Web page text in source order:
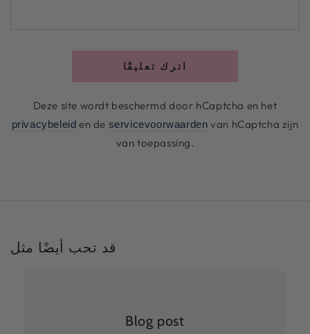
اترك تعليقًا
Deze site wordt beschermd door hCaptcha en het
privacybeleid en de servicevoorwaarden van hCaptcha zijn
van toepassing.
قد تحب أيضًا مثل
Blog post